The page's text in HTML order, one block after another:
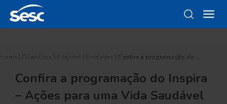
Confira a programação do …
Confira a programação do Inspira
– Ações para uma Vida Saudável